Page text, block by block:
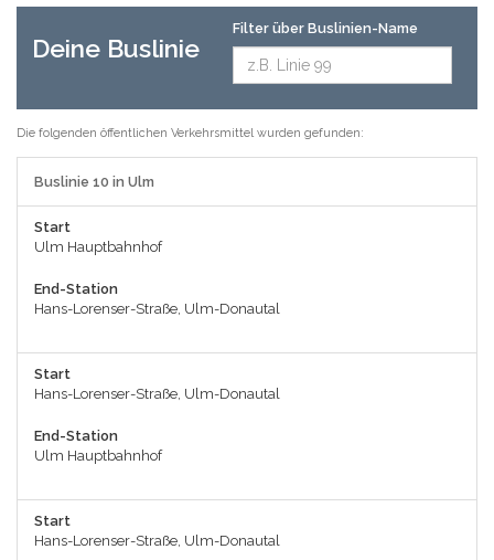
Deine Buslinie
Filter über Buslinien-Name
Die folgenden öffentlichen Verkehrsmittel wurden gefunden:
Buslinie 10 in Ulm
Start
Ulm Hauptbahnhof
End-Station
Hans-Lorenser-Straße, Ulm-Donautal
Start
Hans-Lorenser-Straße, Ulm-Donautal
End-Station
Ulm Hauptbahnhof
Start
Hans-Lorenser-Straße, Ulm-Donautal